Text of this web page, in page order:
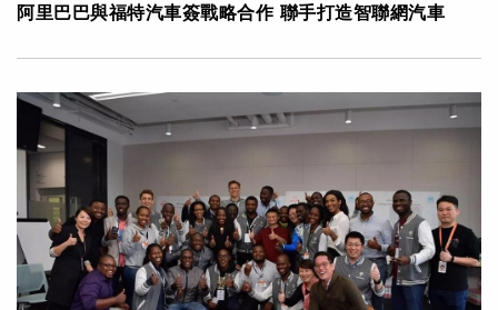
阿里巴巴與福特汽車簽戰略合作 聯手打造智聯網汽車